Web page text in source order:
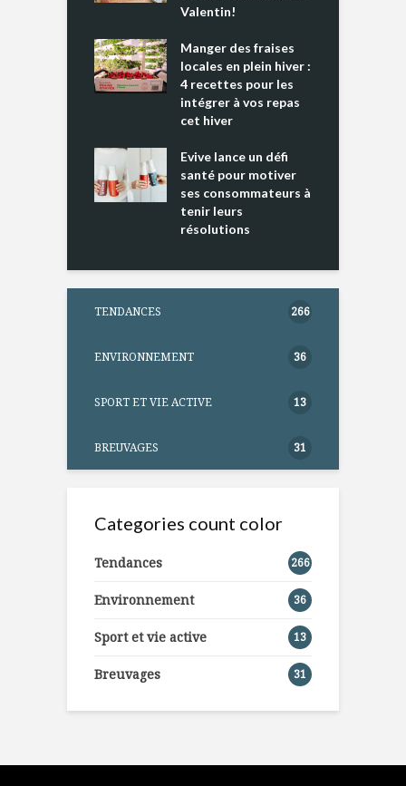
Valentin!
Manger des fraises
locales en plein hiver :
4 recettes pour les
intégrer à vos repas
cet hiver
Evive lance un défi
santé pour motiver
ses consommateurs à
tenir leurs
résolutions
TENDANCES 266
ENVIRONNEMENT 36
SPORT ET VIE ACTIVE 13
BREUVAGES 31
Categories count color
Tendances 266
Environnement 36
Sport et vie active 13
Breuvages 31